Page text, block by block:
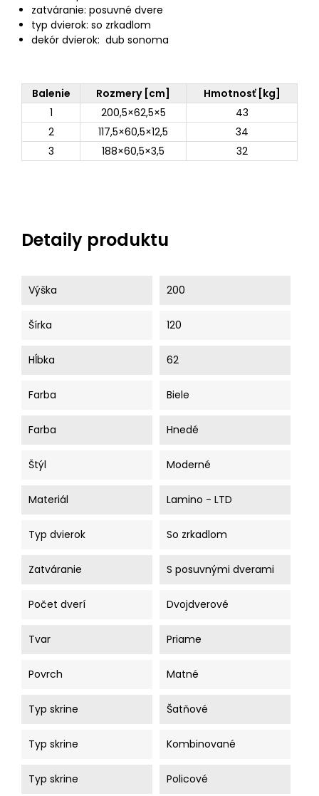
zatváranie: posuvné dvere
typ dvierok: so zrkadlom
dekór dvierok: dub sonoma
Balenie Rozmery [cm]
Hmotnosť [kg]
1
200,5×62,5×5
43
2
117,5×60,5×12,5
34
3
188×60,5×3,5 32
Detaily produktu
Výška 200
Šírka 120
Hĺbka 62
Farba Biele
Farba Hnedé
Štýl Moderné
Materiál Lamino - LTD
Typ dvierok So zrkadlom
Zatváranie S posuvnými dverami
Počet dverí Dvojdverové
Tvar Priame
Povrch Matné
Typ skrine Šatňové
Typ skrine Kombinované
Typ skrine Policové